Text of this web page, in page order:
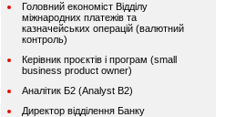
Головний економіст Відділу
міжнародних платежів та
казначейських операцій (валютний
контроль)
Керівник проєктів і програм (small
business product owner)
Аналітик Б2 (Analyst B2)
Директор відділення Банку